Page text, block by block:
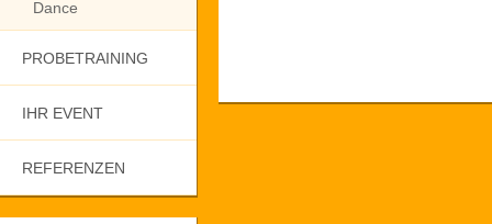
Dance
PROBETRAINING
IHR EVENT
REFERENZEN